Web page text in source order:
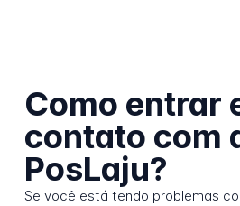
Como entrar
contato com
PosLaju?
Se você está tendo problemas